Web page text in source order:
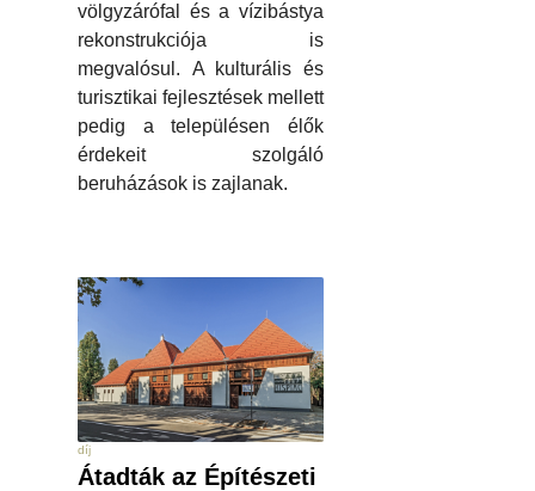
völgyzárófal és a vízibástya
rekonstrukciója is
megvalósul. A kulturális és
turisztikai fejlesztések mellett
pedig a településen élők
érdekeit szolgáló
beruházások is zajlanak.
díj
Átadták az Építészeti